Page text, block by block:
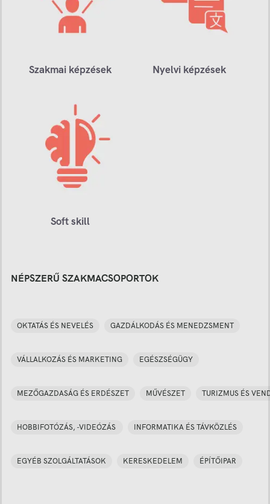
Szakmai képzések Nyelvi képzések
Soft skill
NÉPSZERŰ SZAKMACSOPORTOK
OKTATÁS ÉS NEVELÉS GAZDÁLKODÁS ÉS MENEDZSMENT
VÁLLALKOZÁS ÉS MARKETING EGÉSZSÉGÜGY
MEZŐGAZDASÁG ÉS ERDÉSZET MŰVÉSZET TURIZMUS ÉS
HOBBIFOTÓZÁS, -VIDEÓZÁS INFORMATIKA ÉS TÁVKÖZLÉS
EGYÉB SZOLGÁLTATÁSOK KERESKEDELEM ÉPÍTŐIPAR